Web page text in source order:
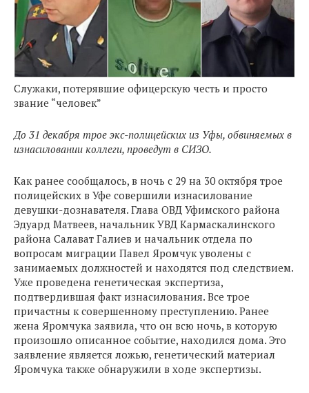
Служаки, потерявшие офицерскую честь и просто
звание “человек”
До 31 декабря трое экс-полицейских из Уфы, обвиняемых в
изнасиловании коллеги, проведут в СИЗО.
Как ранее сообщалось, в ночь с 29 на 30 октября трое
полицейских в Уфе совершили изнасилование
девушки-дознавателя. Глава ОВД Уфимского района
Эдуард Матвеев, начальник УВД Кармаскалинского
района Салават Галиев и начальник отдела по
вопросам миграции Павел Яромчук уволены с
занимаемых должностей и находятся под следствием.
Уже проведена генетическая экспертиза,
подтвердившая факт изнасилования. Все трое
причастны к совершенному преступлению. Ранее
жена Яромчука заявила, что он всю ночь, в которую
произошло описанное событие, находился дома. Это
заявление является ложью, генетический материал
Яромчука также обнаружили в ходе экспертизы.